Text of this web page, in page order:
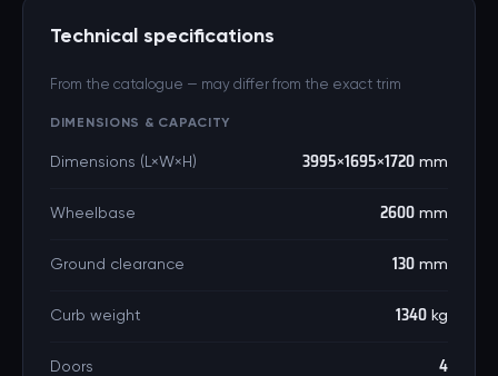
Technical specifications
From the catalogue — may differ from the exact trim
DIMENSIONS & CAPACITY
Dimensions (L×W×H) 3995×1695×1720 mm
Wheelbase 2600 mm
Ground clearance 130 mm
Curb weight 1340 kg
Doors 4